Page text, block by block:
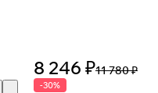
8 246 ₽11 780 ₽
-30%